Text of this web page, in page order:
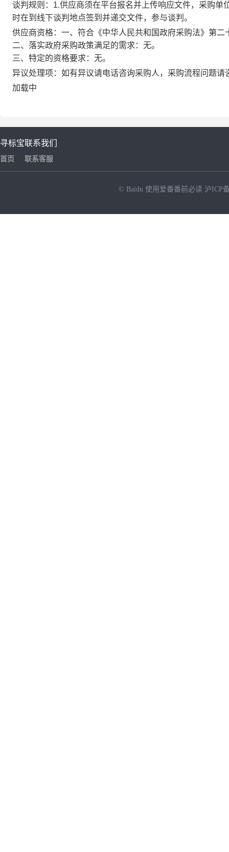
谈判规则：1.供应商须在平台报名并上传响应文件，采购
时在到线下谈判地点签到并递交文件，参与谈判。
供应商资格： 一、符合《中华人民共和国政府采购法》第
二、落实政府采购政策满足的需求：无。
三、特定的资格要求：无。
异议处理项： 如有异议请电话咨询采购人，采购流程问题请
加载中
寻标宝
首页
联系我们
联系客服
© Baidu 使用爱番番前必读 沪ICP